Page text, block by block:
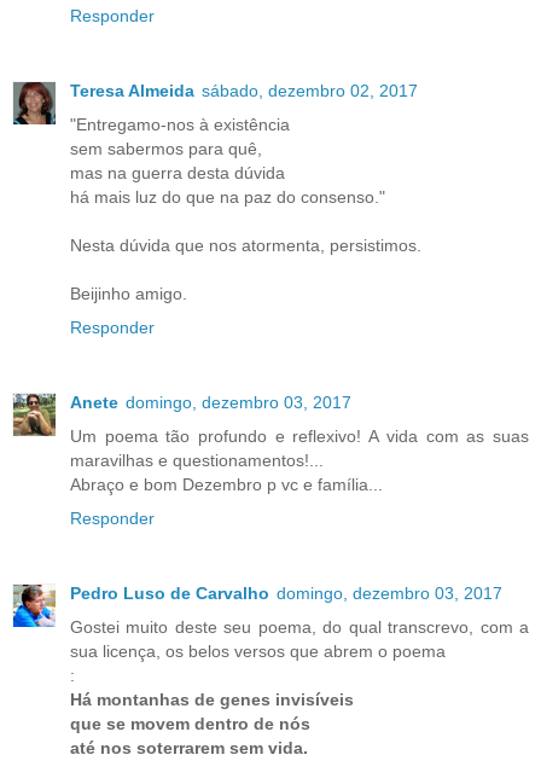
Responder
Teresa Almeida sábado, dezembro 02, 2017
"Entregamo-nos à existência
sem sabermos para quê,
mas na guerra desta dúvida
há mais luz do que na paz do consenso."
Nesta dúvida que nos atormenta, persistimos.
Beijinho amigo.
Responder
Anete domingo, dezembro 03, 2017
Um poema tão profundo e reflexivo! A vida com as suas
maravilhas e questionamentos!...
Abraço e bom Dezembro p vc e família...
Responder
Pedro Luso de Carvalho domingo, dezembro 03, 2017
Gostei muito deste seu poema, do qual transcrevo, com a
sua licença, os belos versos que abrem o poema
:
Há montanhas de genes invisíveis
que se movem dentro de nós
até nos soterrarem sem vida.